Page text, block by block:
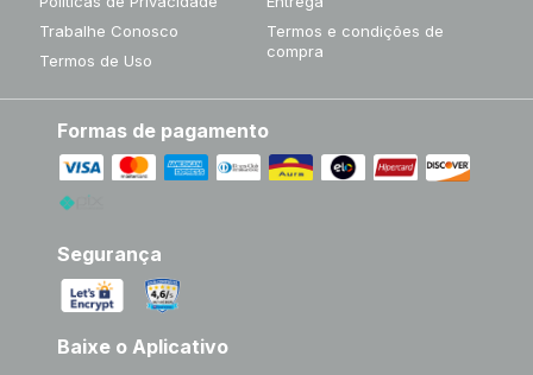
Trabalhe Conosco
Termos de Uso
Termos e condições de
compra
Formas de pagamento
Segurança
Baixe o Aplicativo